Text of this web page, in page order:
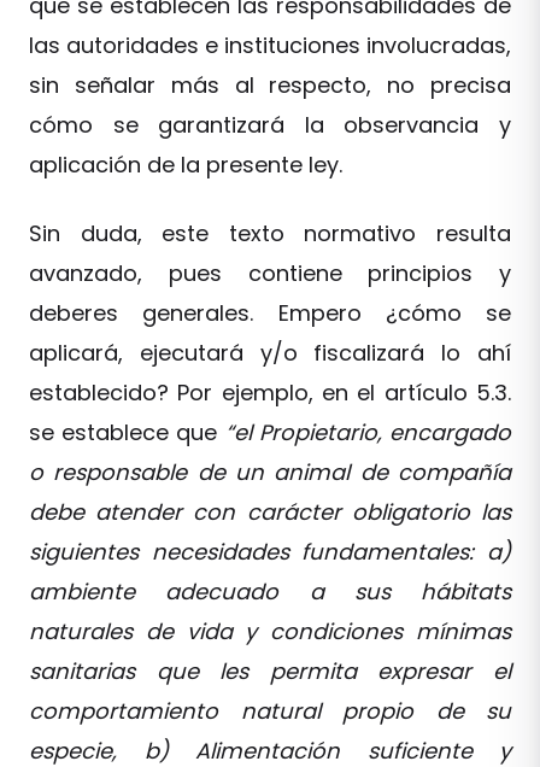
las autoridades e instituciones involucradas,
sin señalar más al respecto, no precisa
cómo se garantizará la observancia y
aplicación de la presente ley.
Sin duda, este texto normativo resulta
avanzado, pues contiene principios y
deberes generales. Empero ¿cómo se
aplicará, ejecutará y/o fiscalizará lo ahí
establecido? Por ejemplo, en el artículo 5.3.
se establece que “el Propietario, encargado
o responsable de un animal de compañía
debe atender con carácter obligatorio las
siguientes necesidades fundamentales: a)
ambiente adecuado a sus hábitats
naturales de vida y condiciones mínimas
sanitarias que les permita expresar el
comportamiento natural propio de su
especie, b) Alimentación suficiente y